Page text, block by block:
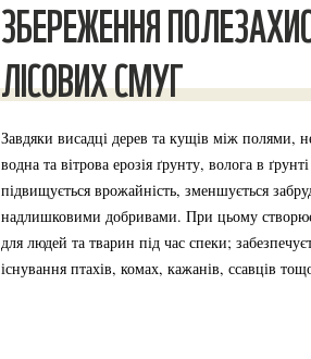
ЗБЕРЕЖЕННЯ
ЛІСОВИХ СМУГ
Завдяки висадці дерев та кущів між полями,
водна та вітрова ерозія ґрунту, волога в ґрунті
підвищується врожайність, зменшується
надлишковими добривами. При цьому
для людей та тварин під час спеки;
існування птахів, комах, кажанів, ссавців